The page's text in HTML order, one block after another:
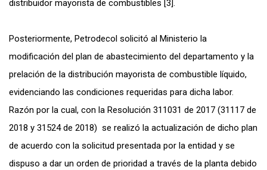
distribuidor mayorista de combustibles [3].
Posteriormente, Petrodecol solicitó al Ministerio la
modificación del plan de abastecimiento del departamento y la
prelación de la distribución mayorista de combustible líquido,
evidenciando las condiciones requeridas para dicha labor.
Razón por la cual, con la Resolución 311031 de 2017 (31117 de
2018 y 31524 de 2018) se realizó la actualización de dicho plan
de acuerdo con la solicitud presentada por la entidad y se
dispuso a dar un orden de prioridad a través de la planta debido